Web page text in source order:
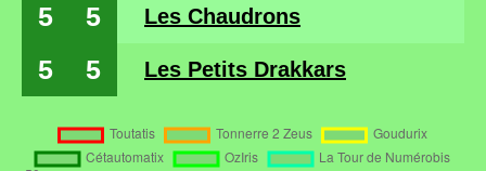
5 5 Les Chaudrons
5 5 Les Petits Drakkars